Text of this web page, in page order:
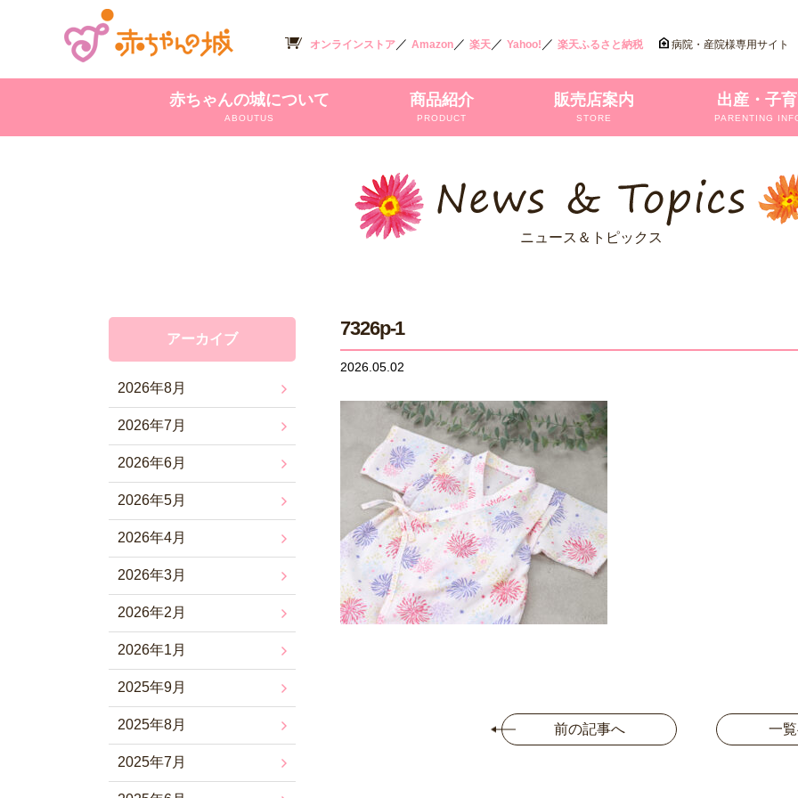
オンラインストア／ Amazon／ 楽天／ Yahoo! ／ 楽天ふるさと納税 病院・産院様専用サイト
赤ちゃんの城について
ABOUTUS
商品紹介
PRODUCT
販売店案内
STORE
出産・子
PARENTING
ニュース＆トピックス
7326p-1
2026.05.02
前の記事へ 一
アーカイブ
2026年8月
2026年7月
2026年6月
2026年5月
2026年4月
2026年3月
2026年2月
2026年1月
2025年9月
2025年8月
2025年7月